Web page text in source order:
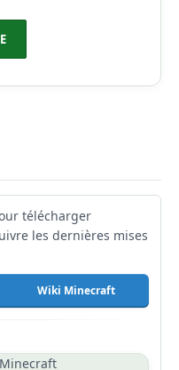
télécharger
les dernières mises
Wiki Minecraft